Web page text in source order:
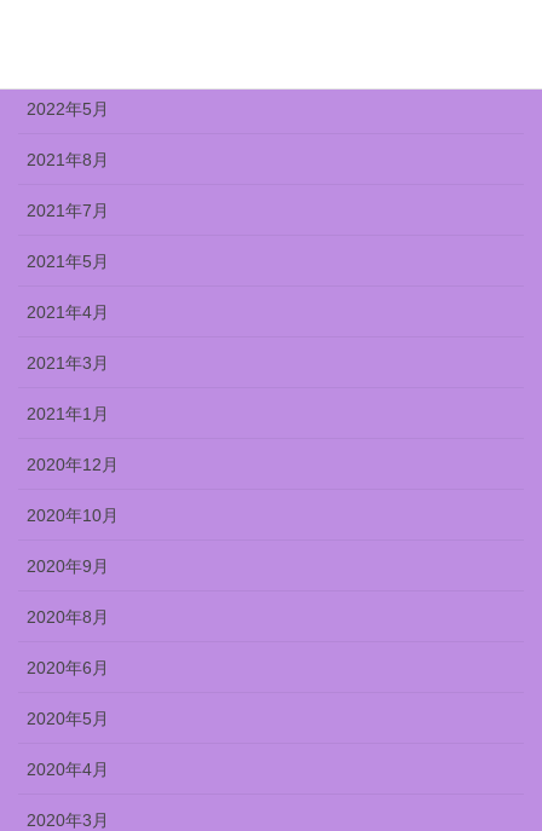
2022年5月
2021年8月
2021年7月
2021年5月
2021年4月
2021年3月
2021年1月
2020年12月
2020年10月
2020年9月
2020年8月
2020年6月
2020年5月
2020年4月
2020年3月